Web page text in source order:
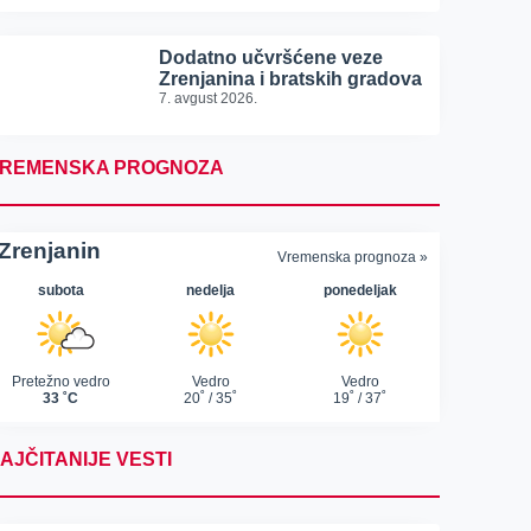
Dodatno učvršćene veze
Zrenjanina i bratskih gradova
7. avgust 2026.
PROGNOZA
VESTI